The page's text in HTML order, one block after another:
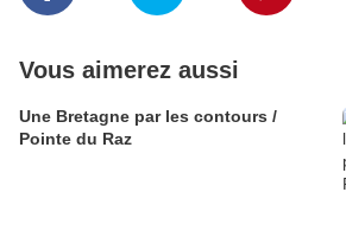
Vous aimerez aussi
Une Bretagne par les contours /
Pointe du Raz